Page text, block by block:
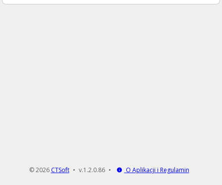
© 2026 CTSoft v.1.2.0.86 O Aplikacji i Regulamin